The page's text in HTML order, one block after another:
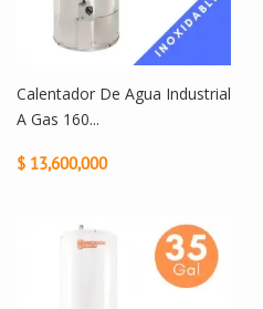
Calentador De Agua Industrial
A Gas 160...
$ 13,600,000